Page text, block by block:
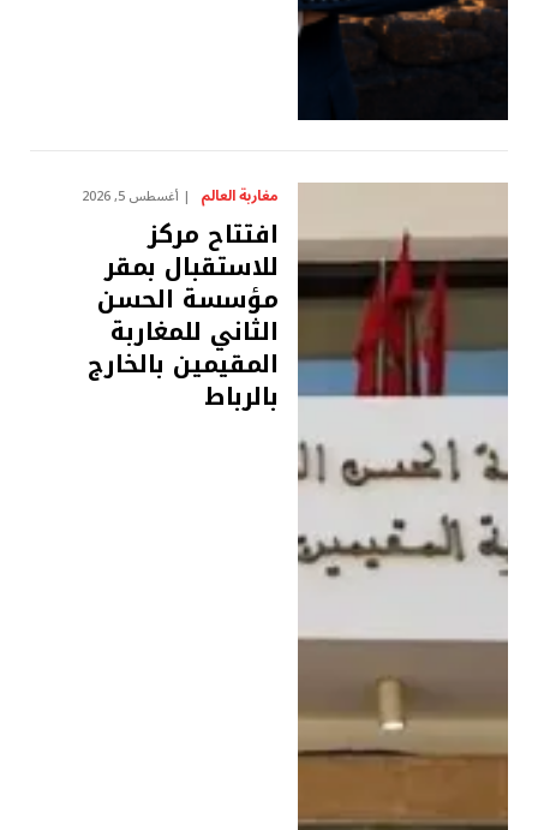
مغاربة العالم أغسطس 5, 2026
افتتاح مركز
للاستقبال بمقر
مؤسسة الحسن
الثاني للمغاربة
المقيمين بالخارج
بالرباط